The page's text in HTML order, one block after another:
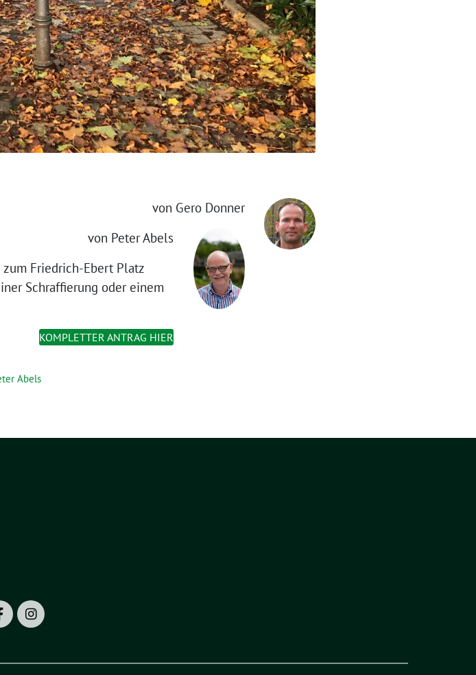
von Gero Donner
von Peter Abels
Friedrich-Ebert Platz
Schraffierung oder einem
KOMPLETTER ANTRAG HIER
Abels